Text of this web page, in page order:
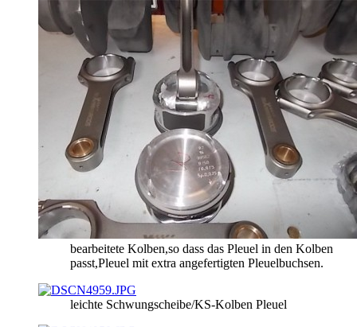
bearbeitete Kolben,so dass das Pleuel in den Kolben
passt,Pleuel mit extra angefertigten Pleuelbuchsen.
leichte Schwungscheibe/KS-Kolben Pleuel